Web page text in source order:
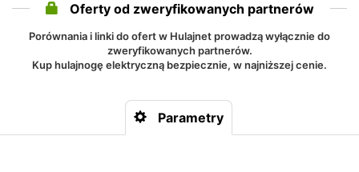
Oferty od zweryfikowanych partnerów
Porównania i linki do ofert w Hulajnet prowadzą wyłącznie do
zweryfikowanych partnerów.
Kup hulajnogę elektryczną bezpiecznie, w najniższej cenie.
Parametry